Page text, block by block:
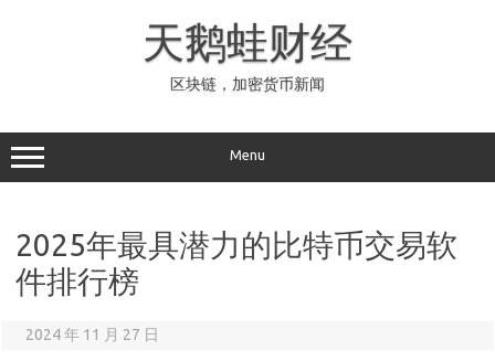
天鹅蛙财经
区块链，加密货币新闻
Menu
2025年最具潜力的比特币交易软
件排行榜
2024 年 11 月 27 日